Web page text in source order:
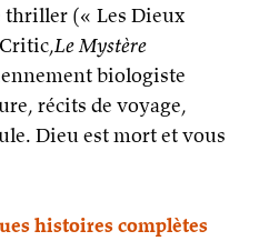
thriller (« Les Dieux
Le Mystère
biologiste
récits de voyage,
Dieu est mort et vous
histoires complètes